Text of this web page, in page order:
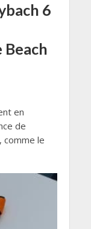
6
Beach
en
de
comme le